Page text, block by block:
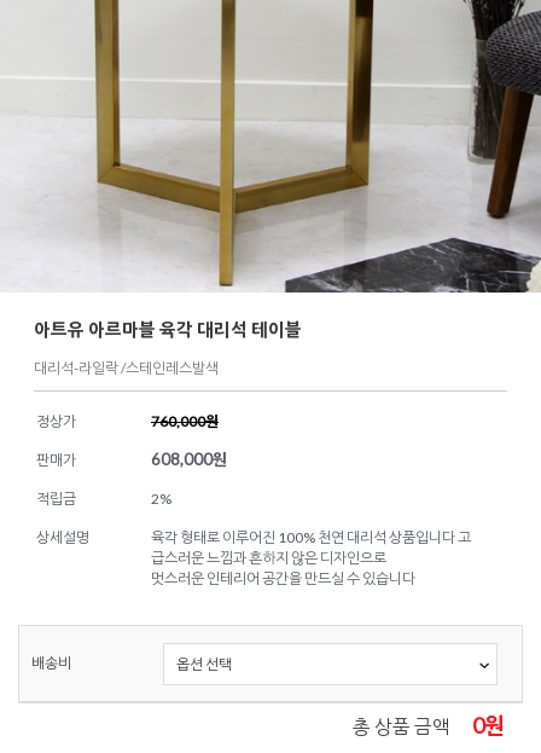
아트유 아르마블 육각 대리석 테이블
대리석-라일락 /스테인레스발색
정상가 760,000원
판매가 608,000원
적립금 2%
상세설명
육각 형태로 이루어진 100% 천연 대리석 상품입니다 고
급스러운 느낌과 흔하지 않은 디자인으로
멋스러운 인테리어 공간을 만드실 수 있습니다
배송비
총 상품 금액 0원